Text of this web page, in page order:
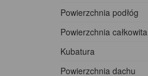
Powierzchnia podłóg
Powierzchnia całkowita
Kubatura
Powierzchnia dachu